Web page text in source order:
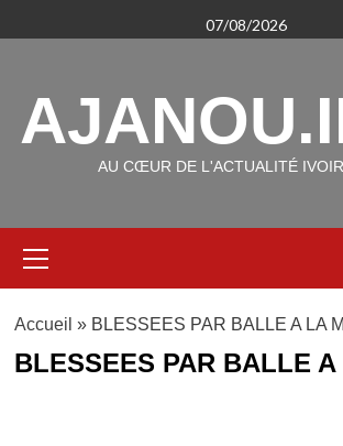
au
07/08/2026
AU CŒUR DE L'ACTUALITÉ
principal
Accueil » BLESSEES PAR BALLE A LA
BLESSEES PAR BALLE